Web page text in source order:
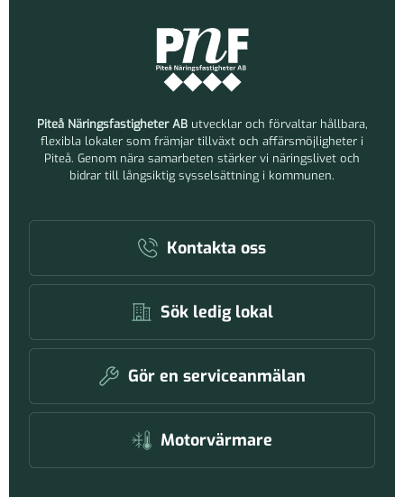
Piteå Näringsfastigheter AButvecklar och förvaltar hållbara,
flexibla lokaler som främjar tillväxt och affärsmöjligheter i
Piteå. Genom nära samarbeten stärker vi näringslivet och
bidrar till långsiktig sysselsättning i kommunen.
Kontakta oss
Sök ledig lokal
Gör en serviceanmälan
Motorvärmare